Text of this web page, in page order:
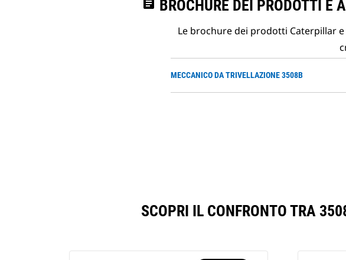
assignment BROCHURE DEI PRODOTTI E
Le brochure dei prodotti Caterpillar
MECCANICO DA TRIVELLAZIONE 3508B
SCOPRI IL CONFRONTO TRA